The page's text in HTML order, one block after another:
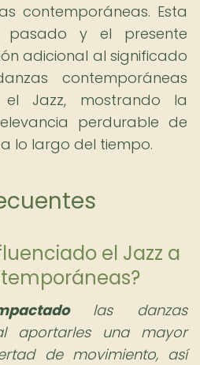
contemporáneas. Esta
pasado y el presente
adicional al significado
contemporáneas
el Jazz, mostrando la
perdurable de
lo largo del tiempo.
el Jazz a
las danzas
aportarles una mayor
de movimiento, así